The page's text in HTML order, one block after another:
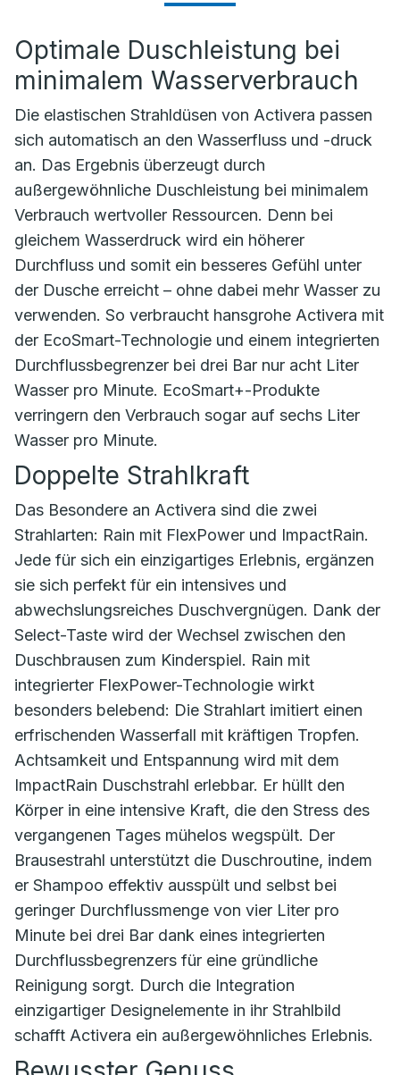
Optimale Duschleistung bei
minimalem Wasserverbrauch
Die elastischen Strahldüsen von Activera passen
sich automatisch an den Wasserfluss und -druck
an. Das Ergebnis überzeugt durch
außergewöhnliche Duschleistung bei minimalem
Verbrauch wertvoller Ressourcen. Denn bei
gleichem Wasserdruck wird ein höherer
Durchfluss und somit ein besseres Gefühl unter
der Dusche erreicht – ohne dabei mehr Wasser zu
verwenden. So verbraucht hansgrohe Activera mit
der EcoSmart-Technologie und einem integrierten
Durchflussbegrenzer bei drei Bar nur acht Liter
Wasser pro Minute. EcoSmart+-Produkte
verringern den Verbrauch sogar auf sechs Liter
Wasser pro Minute.
Doppelte Strahlkraft
Das Besondere an Activera sind die zwei
Strahlarten: Rain mit FlexPower und ImpactRain.
Jede für sich ein einzigartiges Erlebnis, ergänzen
sie sich perfekt für ein intensives und
abwechslungsreiches Duschvergnügen. Dank der
Select-Taste wird der Wechsel zwischen den
Duschbrausen zum Kinderspiel. Rain mit
integrierter FlexPower-Technologie wirkt
besonders belebend: Die Strahlart imitiert einen
erfrischenden Wasserfall mit kräftigen Tropfen.
Achtsamkeit und Entspannung wird mit dem
ImpactRain Duschstrahl erlebbar. Er hüllt den
Körper in eine intensive Kraft, die den Stress des
vergangenen Tages mühelos wegspült. Der
Brausestrahl unterstützt die Duschroutine, indem
er Shampoo effektiv ausspült und selbst bei
geringer Durchflussmenge von vier Liter pro
Minute bei drei Bar dank eines integrierten
Durchflussbegrenzers für eine gründliche
Reinigung sorgt. Durch die Integration
einzigartiger Designelemente in ihr Strahlbild
schafft Activera ein außergewöhnliches Erlebnis.